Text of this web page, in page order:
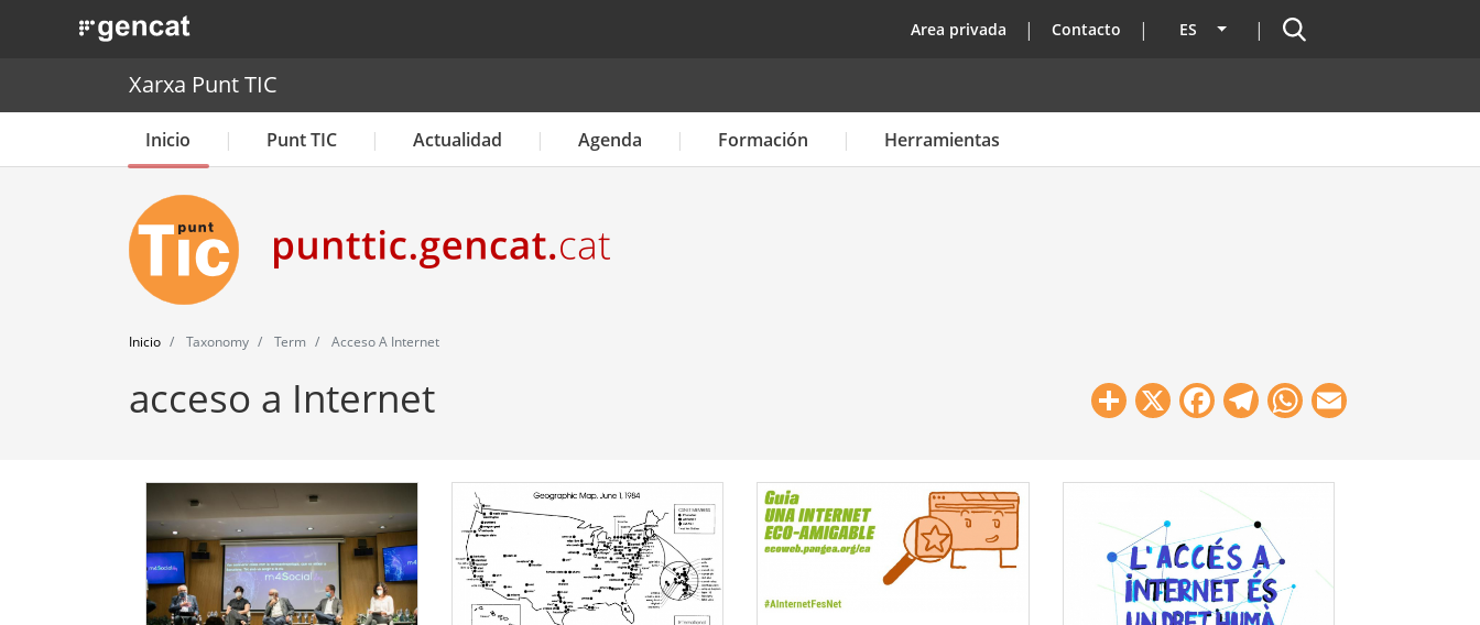
. Obre en una nova finestra. top
Area privada Contacto ES Lista adicional de acciones
Buscador
Xarxa Punt TIC
Inicio Punt TIC Actualidad Agenda Formación Herramientas
Inicio Taxonomy Term Acceso A Internet
acceso a Internet Share
X Facebook
Telegram
WhatsApp